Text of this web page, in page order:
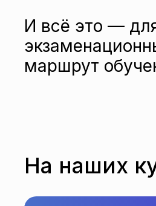
И всё это —
маршрут
На наших